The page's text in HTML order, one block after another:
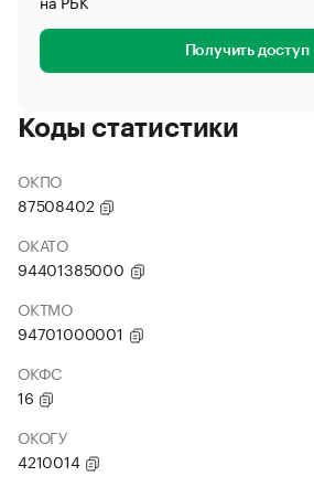
Получить доступ
Коды статистики
ОКПО
87508402
ОКАТО
94401385000
ОКТМО
94701000001
ОКФС
16
ОКОГУ
4210014